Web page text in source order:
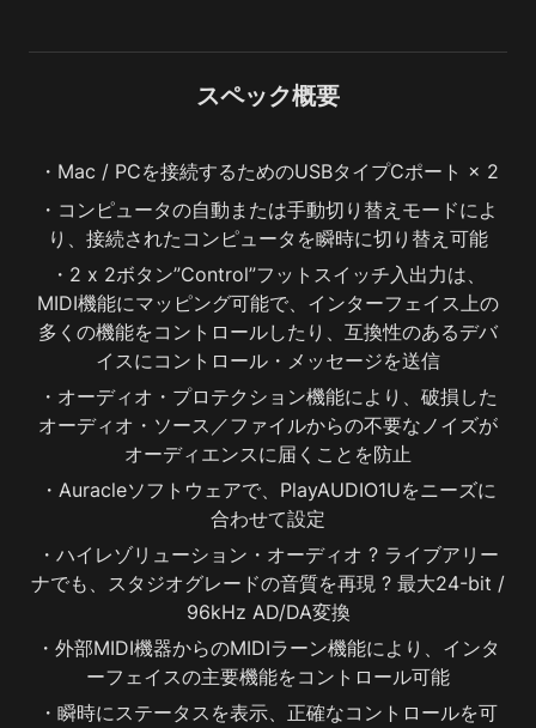
スペック概要
・Mac / PCを接続するためのUSBタイプCポート × 2
・コンピュータの自動または手動切り替えモードによ
り、接続されたコンピュータを瞬時に切り替え可能
・2 x 2ボタン”Control”フットスイッチ入出力は、
MIDI機能にマッピング可能で、インターフェイス上の
多くの機能をコントロールしたり、互換性のあるデバ
イスにコントロール・メッセージを送信
・オーディオ・プロテクション機能により、破損した
オーディオ・ソース／ファイルからの不要なノイズが
オーディエンスに届くことを防止
・Auracleソフトウェアで、PlayAUDIO1Uをニーズに
合わせて設定
・ハイレゾリューション・オーディオ ? ライブアリー
ナでも、スタジオグレードの音質を再現 ? 最大24-bit /
96kHz AD/DA変換
・外部MIDI機器からのMIDIラーン機能により、インタ
ーフェイスの主要機能をコントロール可能
・瞬時にステータスを表示、正確なコントロールを可